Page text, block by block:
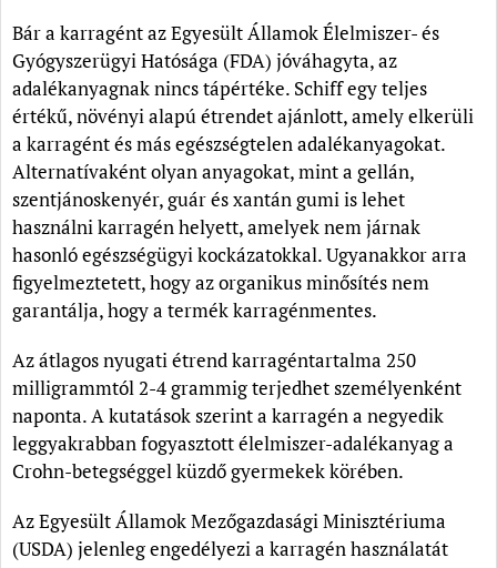
Bár a karragént az Egyesült Államok Élelmiszer- és
Gyógyszerügyi Hatósága (FDA) jóváhagyta, az
adalékanyagnak nincs tápértéke. Schiff egy teljes
értékű, növényi alapú étrendet ajánlott, amely elkerüli
a karragént és más egészségtelen adalékanyagokat.
Alternatívaként olyan anyagokat, mint a gellán,
szentjánoskenyér, guár és xantán gumi is lehet
használni karragén helyett, amelyek nem járnak
hasonló egészségügyi kockázatokkal. Ugyanakkor arra
figyelmeztetett, hogy az organikus minősítés nem
garantálja, hogy a termék karragénmentes.
Az átlagos nyugati étrend karragéntartalma 250
milligrammtól 2-4 grammig terjedhet személyenként
naponta. A kutatások szerint a karragén a negyedik
leggyakrabban fogyasztott élelmiszer-adalékanyag a
Crohn-betegséggel küzdő gyermekek körében.
Az Egyesült Államok Mezőgazdasági Minisztériuma
(USDA) jelenleg engedélyezi a karragén használatát